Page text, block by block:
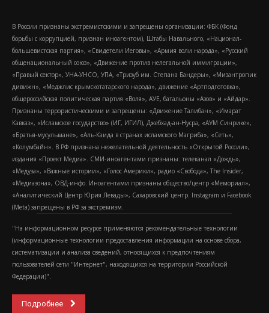
В России признаны экстремистскими и запрещены организации: ФБК (Фонд
борьбы с коррупцией, признан иноагентом), Штабы Навального, «Национал-
большевистская партия», «Свидетели Иеговы», «Армия воли народа», «Русский
общенациональный союз», «Движение против нелегальной иммиграции»,
«Правый сектор», УНА-УНСО, УПА, «Тризуб им. Степана Бандеры», «Мизантропик
дивижн», «Меджлис крымскотатарского народа», движение «Артподготовка»,
общероссийская политическая партия «Воля», АУЕ, батальоны «Азов» и «Айдар».
Признаны террористическими и запрещены: «Движение Талибан», «Имарат
Кавказ», «Исламское государство» (ИГ, ИГИЛ), Джебхад-ан-Нусра, «АУМ Синрике»,
«Братья-мусульмане», «Аль-Каида в странах исламского Магриба», «Сеть»,
«Колумбайн». В РФ признана нежелательной деятельность «Открытой России»,
издания «Проект Медиа». СМИ-иноагентами признаны: телеканал «Дождь»,
«Медуза», «Важные истории», «Голос Америки», радио «Свобода», The Insider,
«Медиазона», ОВД-инфо. Иноагентами признаны общество/центр «Мемориал»,
«Аналитический Центр Юрия Левады», Сахаровский центр. Instagram и Facebook
(Metа) запрещены в РФ за экстремизм.
"На информационном ресурсе применяются рекомендательные технологии
(информационные технологии предоставления информации на основе сбора,
систематизации и анализа сведений, относящихся к предпочтениям
пользователей сети "Интернет", находящихся на территории Российской
Федерации)".
Подробнее